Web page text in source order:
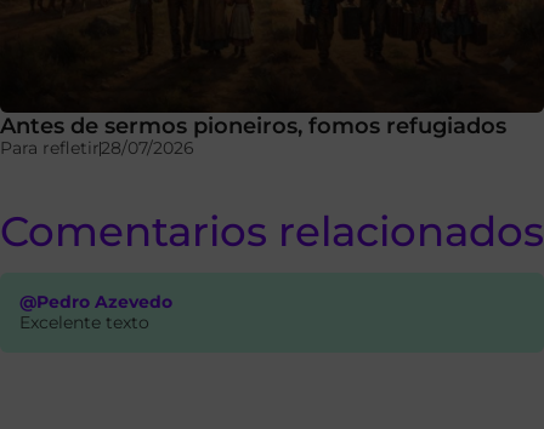
Antes de sermos pioneiros, fomos refugiados
Para refletir28/07/2026
Comentarios relacionados
@Pedro Azevedo
Excelente texto